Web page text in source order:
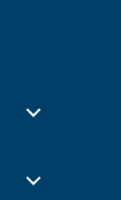
Von 07:30 bis
Von 07:30 bis